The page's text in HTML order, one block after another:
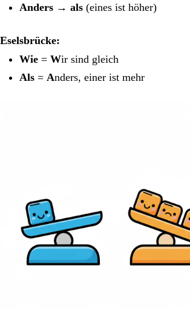
Anders → als (eines ist höher)
Eselsbrücke:
Wie = Wir sind gleich
Als = Anders, einer ist mehr